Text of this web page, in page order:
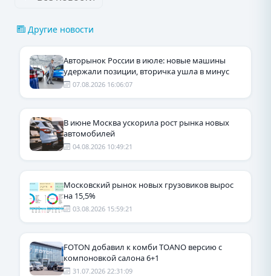
Другие новости
Авторынок России в июле: новые машины
удержали позиции, вторичка ушла в минус
07.08.2026 16:06:07
В июне Москва ускорила рост рынка новых
автомобилей
04.08.2026 10:49:21
Московский рынок новых грузовиков вырос
на 15,5%
03.08.2026 15:59:21
FOTON добавил к комби TOANO версию с
компоновкой салона 6+1
31.07.2026 22:31:09